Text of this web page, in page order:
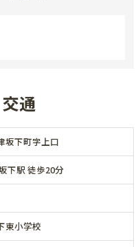
通
坂下町字上口
下駅 徒歩20分
東小学校